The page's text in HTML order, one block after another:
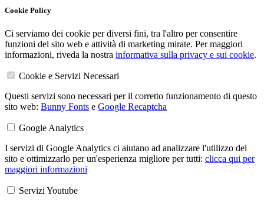
Cookie Policy
Ci serviamo dei cookie per diversi fini, tra l'altro per consentire
funzioni del sito web e attività di marketing mirate. Per maggiori
informazioni, riveda la nostra informativa sulla privacy e sui cookie.
Cookie e Servizi Necessari
Questi servizi sono necessari per il corretto funzionamento di questo
sito web: Bunny Fonts e Google Recaptcha
Google Analytics
I servizi di Google Analytics ci aiutano ad analizzare l'utilizzo del
sito e ottimizzarlo per un'esperienza migliore per tutti: clicca qui per
maggiori informazioni
Servizi Youtube